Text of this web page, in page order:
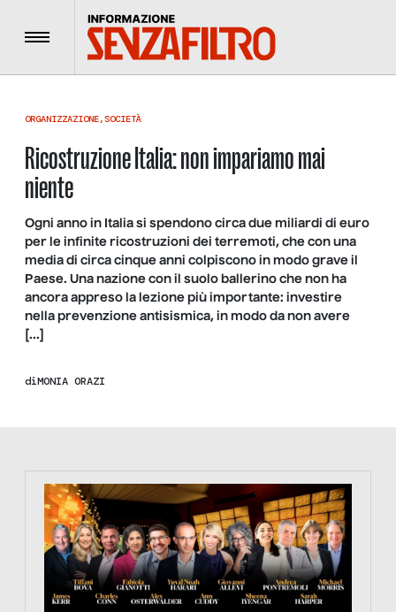
Menu
ORGANIZZAZIONE, SOCIETÀ
Ricostruzione Italia: non impariamo mai
niente
Ogni anno in Italia si spendono circa due miliardi di euro
per le infinite ricostruzioni dei terremoti, che con una
media di circa cinque anni colpiscono in modo grave il
Paese. Una nazione con il suolo ballerino che non ha
ancora appreso la lezione più importante: investire
nella prevenzione antisismica, in modo da non avere
[…]
diMONIA ORAZI
https://tinyurl.com/363fvfm9